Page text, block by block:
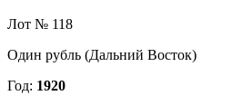
Лот № 118
Один рубль (Дальний Восток)
Год: 1920